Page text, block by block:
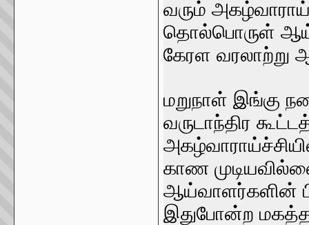
வரும்
தொல்பொருள்
கேரள வரலாற்று
மறுநாள் இங்கு
வருடாந்திர
காண
ஆய்வாளர்களின்
இதுபோன்ற